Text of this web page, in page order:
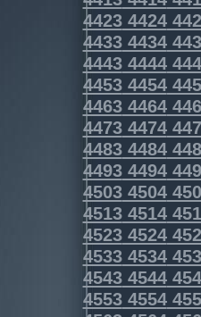
44234424
44334434
44434444
44534454
44634464
44734474
44834484
44934494
45034504
45134514
45234524
45334534
45434544
45534554